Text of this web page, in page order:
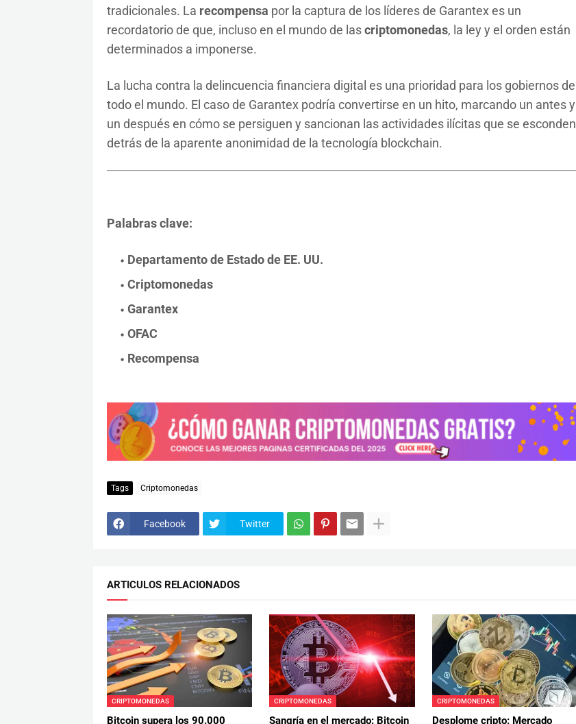
tradicionales. La recompensa por la captura de los líderes de Garantex es un
recordatorio de que, incluso en el mundo de lascriptomonedas, la ley y el orden están
determinados a imponerse.
La lucha contra la delincuencia financiera digital es una prioridad para los gobiernos de
todo el mundo. El caso de Garantex podría convertirse en un hito, marcando un antes y
un después en cómo se persiguen y sancionan las actividades ilícitas que se esconden
detrás de la aparente anonimidad de la tecnología blockchain.
Palabras clave:
Departamento de Estado de EE. UU.
Criptomonedas
Garantex
OFAC
Recompensa
Tags Criptomonedas
Facebook Twitter
ARTICULOS RELACIONADOS
CRIPTOMONEDAS
Bitcoin supera los 90.000
CRIPTOMONEDAS
Sangría en el mercado: Bitcoin
CRIPTOMONEDAS
Desplome cripto: Mercado